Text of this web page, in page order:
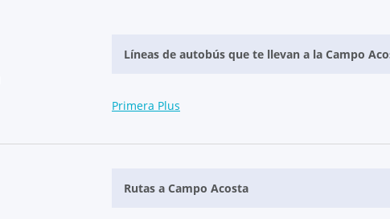
Líneas de autobús que te llevan a la Campo
Primera Plus
Rutas a Campo Acosta